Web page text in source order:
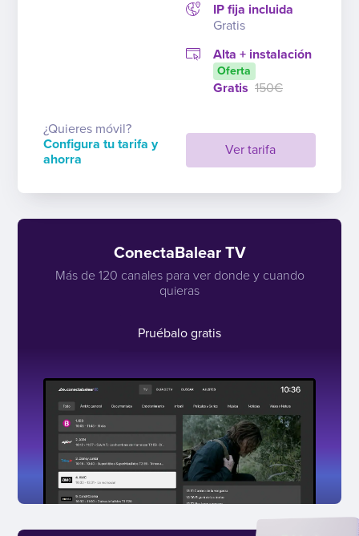
Ver tarifa
IP fija incluida
Gratis
Alta + instalación
Oferta
Gratis 150€
¿Quieres móvil?
Configura tu tarifa y
ahorra
ConectaBalear TV
Más de 120 canales para ver donde y cuando
quieras
Pruébalo gratis